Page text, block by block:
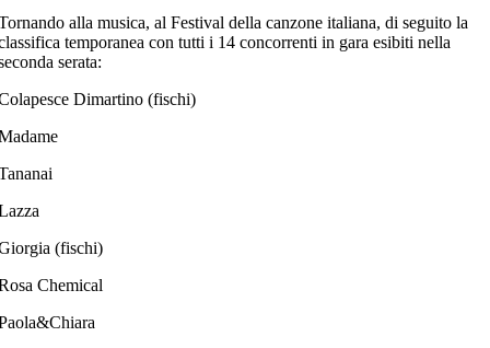
alla musica, al Festival della canzone italiana, di seguito la
temporanea con tutti i 14 concorrenti in gara esibiti nella
serata:
Dimartino (fischi)
(fischi)
Chemical